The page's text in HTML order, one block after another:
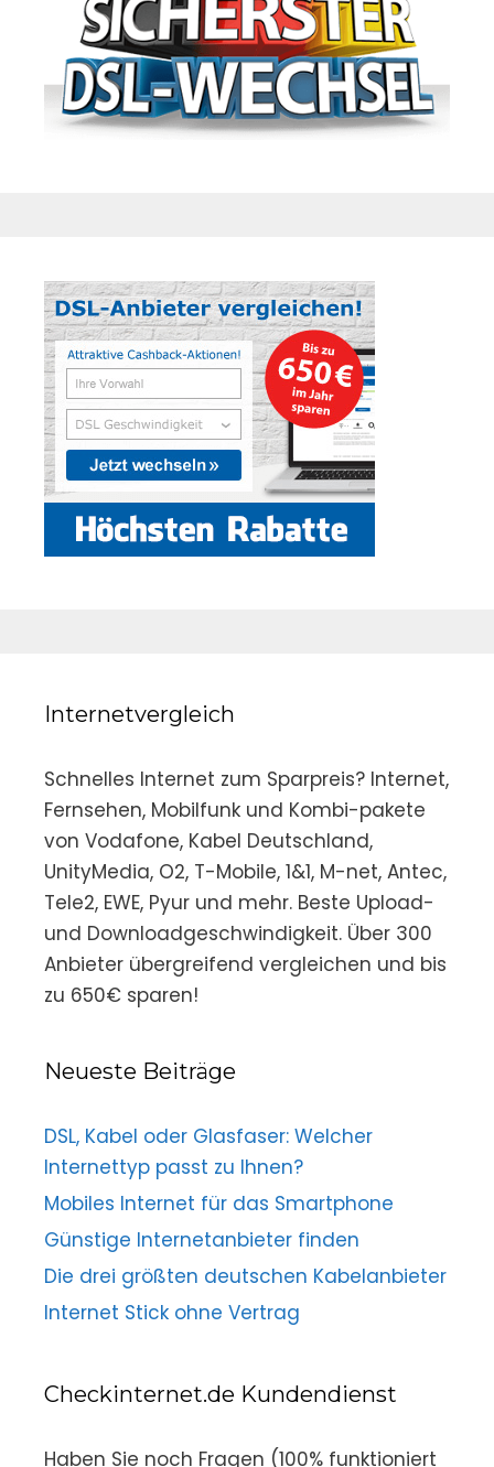
Internetvergleich
Schnelles Internet zum Sparpreis? Internet,
Fernsehen, Mobilfunk und Kombi-pakete
von Vodafone, Kabel Deutschland,
UnityMedia, O2, T-Mobile, 1&1, M-net, Antec,
Tele2, EWE, Pyur und mehr. Beste Upload-
und Downloadgeschwindigkeit. Über 300
Anbieter übergreifend vergleichen und bis
zu 650€ sparen!
Neueste Beiträge
DSL, Kabel oder Glasfaser: Welcher
Internettyp passt zu Ihnen?
Mobiles Internet für das Smartphone
Günstige Internetanbieter finden
Die drei größten deutschen Kabelanbieter
Internet Stick ohne Vertrag
Checkinternet.de Kundendienst
Haben Sie noch Fragen (100% funktioniert